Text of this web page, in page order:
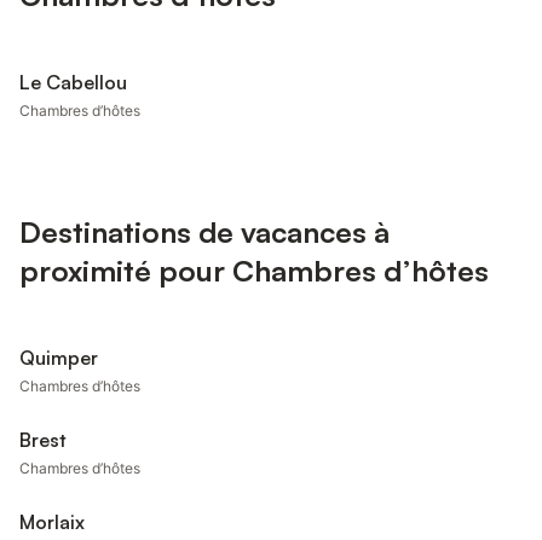
Le Cabellou
Chambres d’hôtes
Destinations de vacances à
proximité pour Chambres d’hôtes
Quimper
Chambres d’hôtes
Brest
Chambres d’hôtes
Morlaix